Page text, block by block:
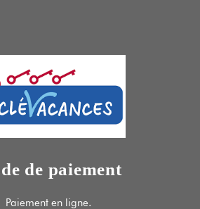
de paiement
Paiement en ligne.